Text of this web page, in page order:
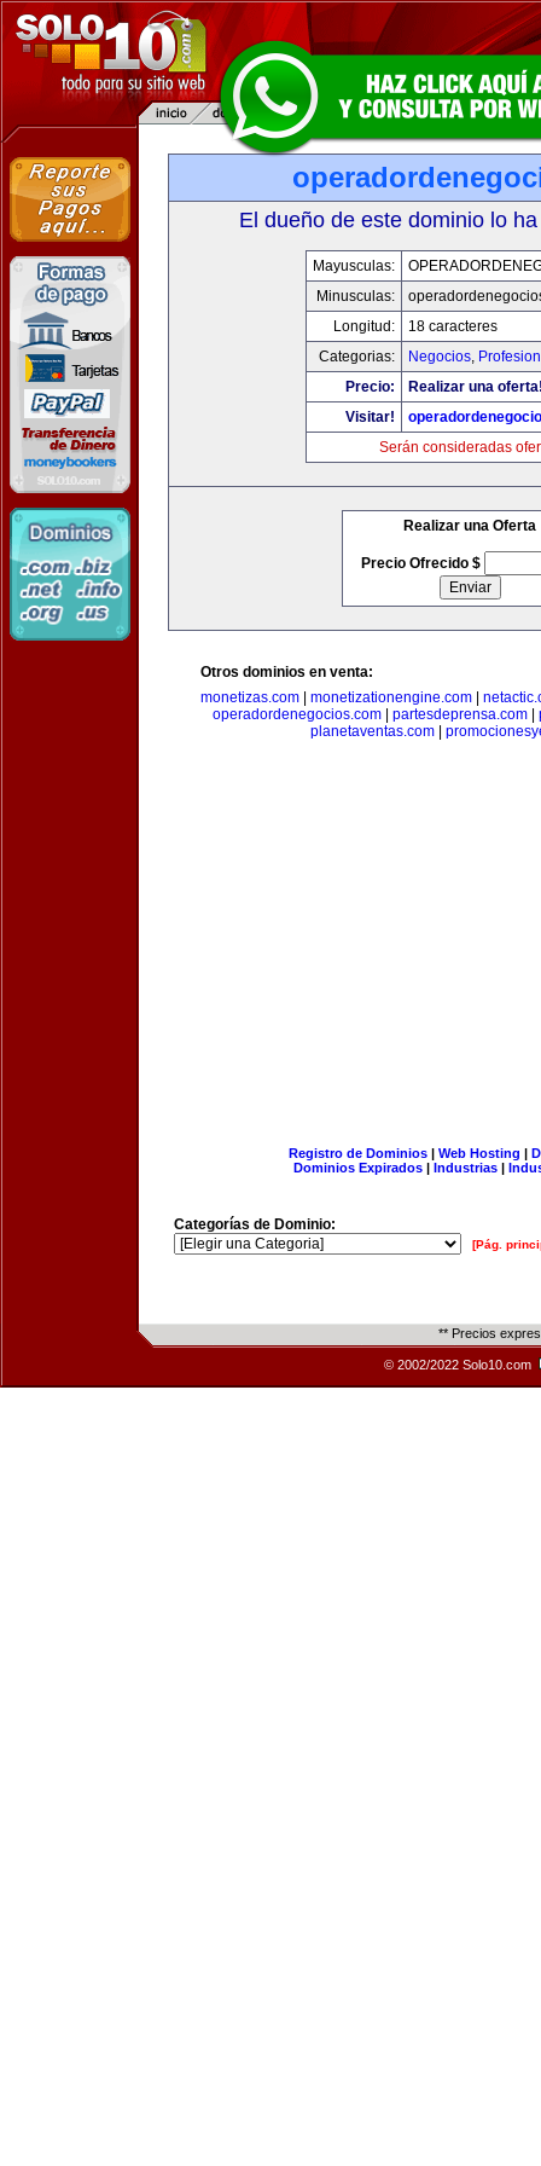
El dueño de este dominio lo
Mayusculas:
Minusculas:
Longitud:
18 caracteres
Categorias:
Negocios,
Precio:
Realizar una
Visitar!
Serán consideradas
Realizar una Oferta
Precio Ofrecido $
Otros dominios en venta:
monetizas.com
monetizationengine.com
operadordenegocios.com
partesdeprensa.com
planetaventas.com
Registro de Dominios| Web Hosting |
Dominios Expirados | Industrias |
Categorías de Dominio:
[Pág.
** Precios
© 2002/2022 Solo10.com